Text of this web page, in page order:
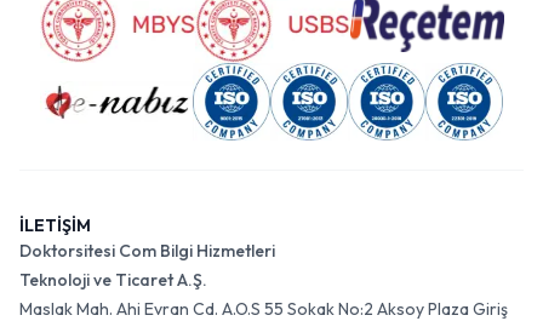
İLETİŞİM
Doktorsitesi Com Bilgi Hizmetleri
Teknoloji ve Ticaret A.Ş.
Maslak Mah. Ahi Evran Cd. A.O.S 55 Sokak No:2 Aksoy Plaza Giriş